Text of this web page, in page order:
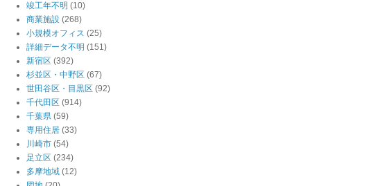
竣工年不明 (10)
商業施設 (268)
小規模オフィス (25)
詳細データ不明 (151)
新宿区 (392)
杉並区・中野区 (67)
世田谷区・目黒区 (92)
千代田区 (914)
千葉県 (59)
専用住居 (33)
川崎市 (54)
足立区 (234)
多摩地域 (12)